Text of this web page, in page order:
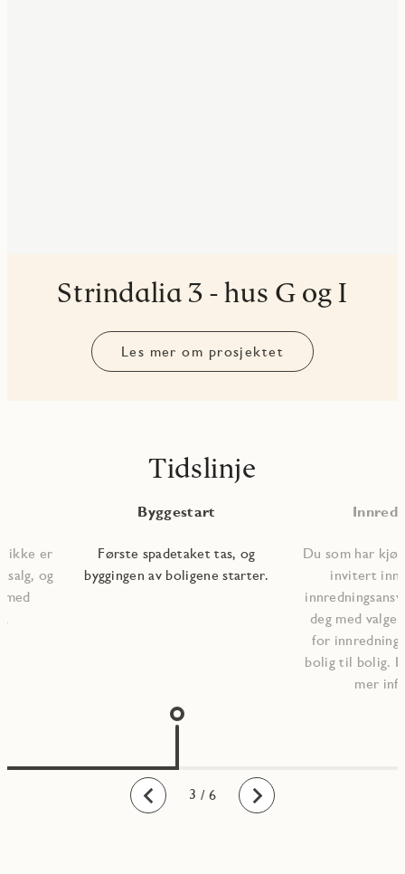
Strindalia 3 - hus G og I
Les mer om prosjektet
Tidslinje
Bakover
ikke er
salg, og
Byggestart
Første spadetaket tas, og
byggingen av boligene starter.
Du som har
invitert inn
deg med
for
bolig til bolig.
mer
Fremover
1
2
3
4
5
6 / 6